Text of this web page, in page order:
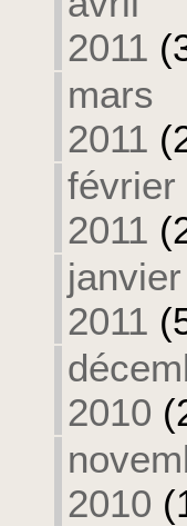
2011
mars
2011
février
2011
janvier
2011
2010
2010